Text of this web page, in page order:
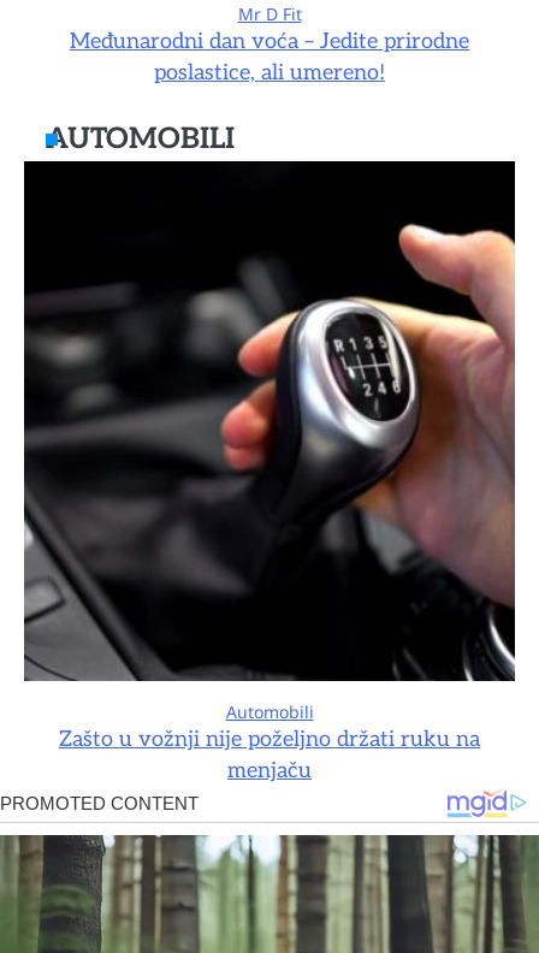
Mr D Fit
Međunarodni dan voća – Jedite prirodne
poslastice, ali umereno!
AUTOMOBILI
Automobili
Zašto u vožnji nije poželjno držati ruku na
menjaču